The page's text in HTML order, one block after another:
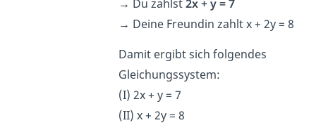
→ Du zahlst2x + y = 7
→ Deine Freundin zahlt x + 2y = 8
Damit ergibt sich folgendes
Gleichungssystem:
(I) 2x + y = 7
(II) x + 2y = 8